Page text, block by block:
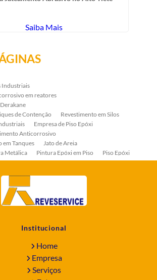
Saiba Mais
Industriais
em reatores
de Contenção
Revestimento em Silos
Empresa de Piso Epóxi
Anticorrosivo
em Tanques
Jato de Areia
Metálica
Pintura Epóxi em Piso
Piso Epóxi
Revestimento E-coat em Serpentinas
em Tanques
em Trocadores de Calor
Revestimentos Fenólicos
Abrasivo
Jateamento Abrasivo
em Bombas
Jateamento Abrasivo Industrial
de Aço
de Vidro
Institucional
Home
Empresa
Serviços